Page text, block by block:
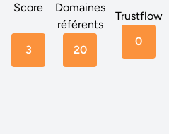
Score
3
Domaines
référents
20
Trustflow
0